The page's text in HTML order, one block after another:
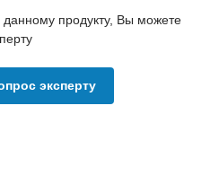
продукту, Вы можете
эксперту